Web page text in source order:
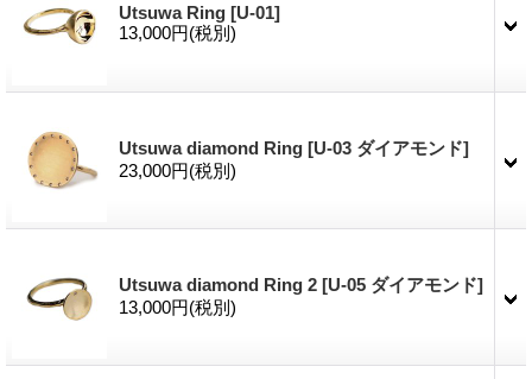
Utsuwa Ring [U-01]
13,000円(税別)
Utsuwa diamond Ring [U-03 ダイアモンド]
23,000円(税別)
Utsuwa diamond Ring 2 [U-05 ダイアモンド]
13,000円(税別)